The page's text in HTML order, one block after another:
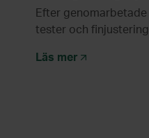
Efter
tester och
Läs mer